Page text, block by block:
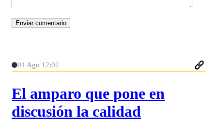
01 Ago 12:02
El amparo que pone en
discusión la calidad